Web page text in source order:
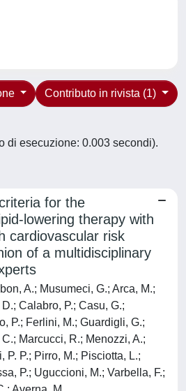
Contributo in rivista (1)
di esecuzione: 0.003 secondi).
for the
lowering therapy with
cardiovascular risk
of a multidisciplinary
A.; Musumeci, G.; Arca, M.;
Calabro, P.; Casu, G.;
P.; Ferlini, M.; Guardigli, G.;
Marcucci, R.; Menozzi, A.;
P. P.; Pirro, M.; Pisciotta, L.;
P.; Uguccioni, M.; Varbella, F.;